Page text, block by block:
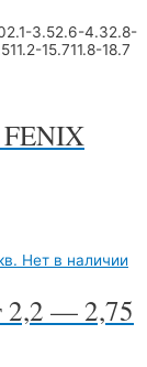
2.1-3.52.6-4.32.8-
11.2-15.711.8-18.7
FENIX
Нет в наличии
2,2 — 2,75